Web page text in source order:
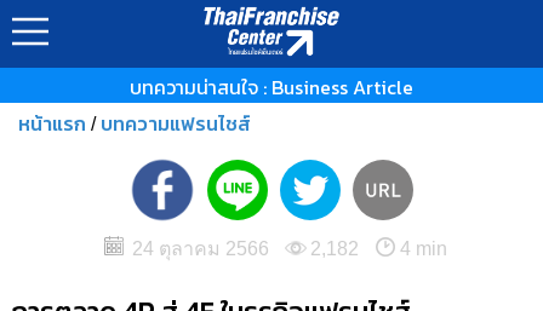
บทความน่าสนใจ : Business Article
หน้าแรก / บทความแฟรนไชส์
24 ตุลาคม 2566 2,182 4 min